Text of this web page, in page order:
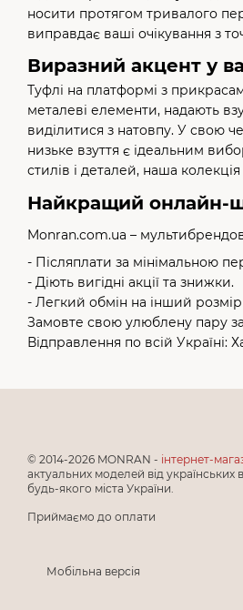
носити протягом тривалого
виправдає ваші очікування з
Виразний акцент у
Туфлі на платформі з
металеві елементи, надають
виділитися з натовпу. У свою
низьке взуття є ідеальним
стилів і деталей, наша
Найкращий онлайн-
Monran.com.ua –
- Післяплати за мінімальною
- Діють вигідні акції та знижки.
- Легкий обмін на інший
Замовте свою улюблену пару
Відправлення по всій Україні:
© 2014-2026 MONRAN - інтернет-
актуальних моделей від українських
будь-якого міста України.
Приймаємо до оплати
Мобільна версія